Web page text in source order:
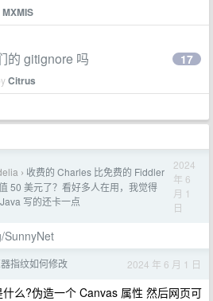
MXMIS
的 gitignore 吗
Citrus
17
› 收费的 Charles 比免费的 Fiddler
50 美元了？看好多人在用，我觉得
写的还卡一点
2024
年 6
月 1
日
SunnyNet
指纹如何修改 2024 年 6 月 1 日
么?伪造一个 Canvas 属性 然后网页可